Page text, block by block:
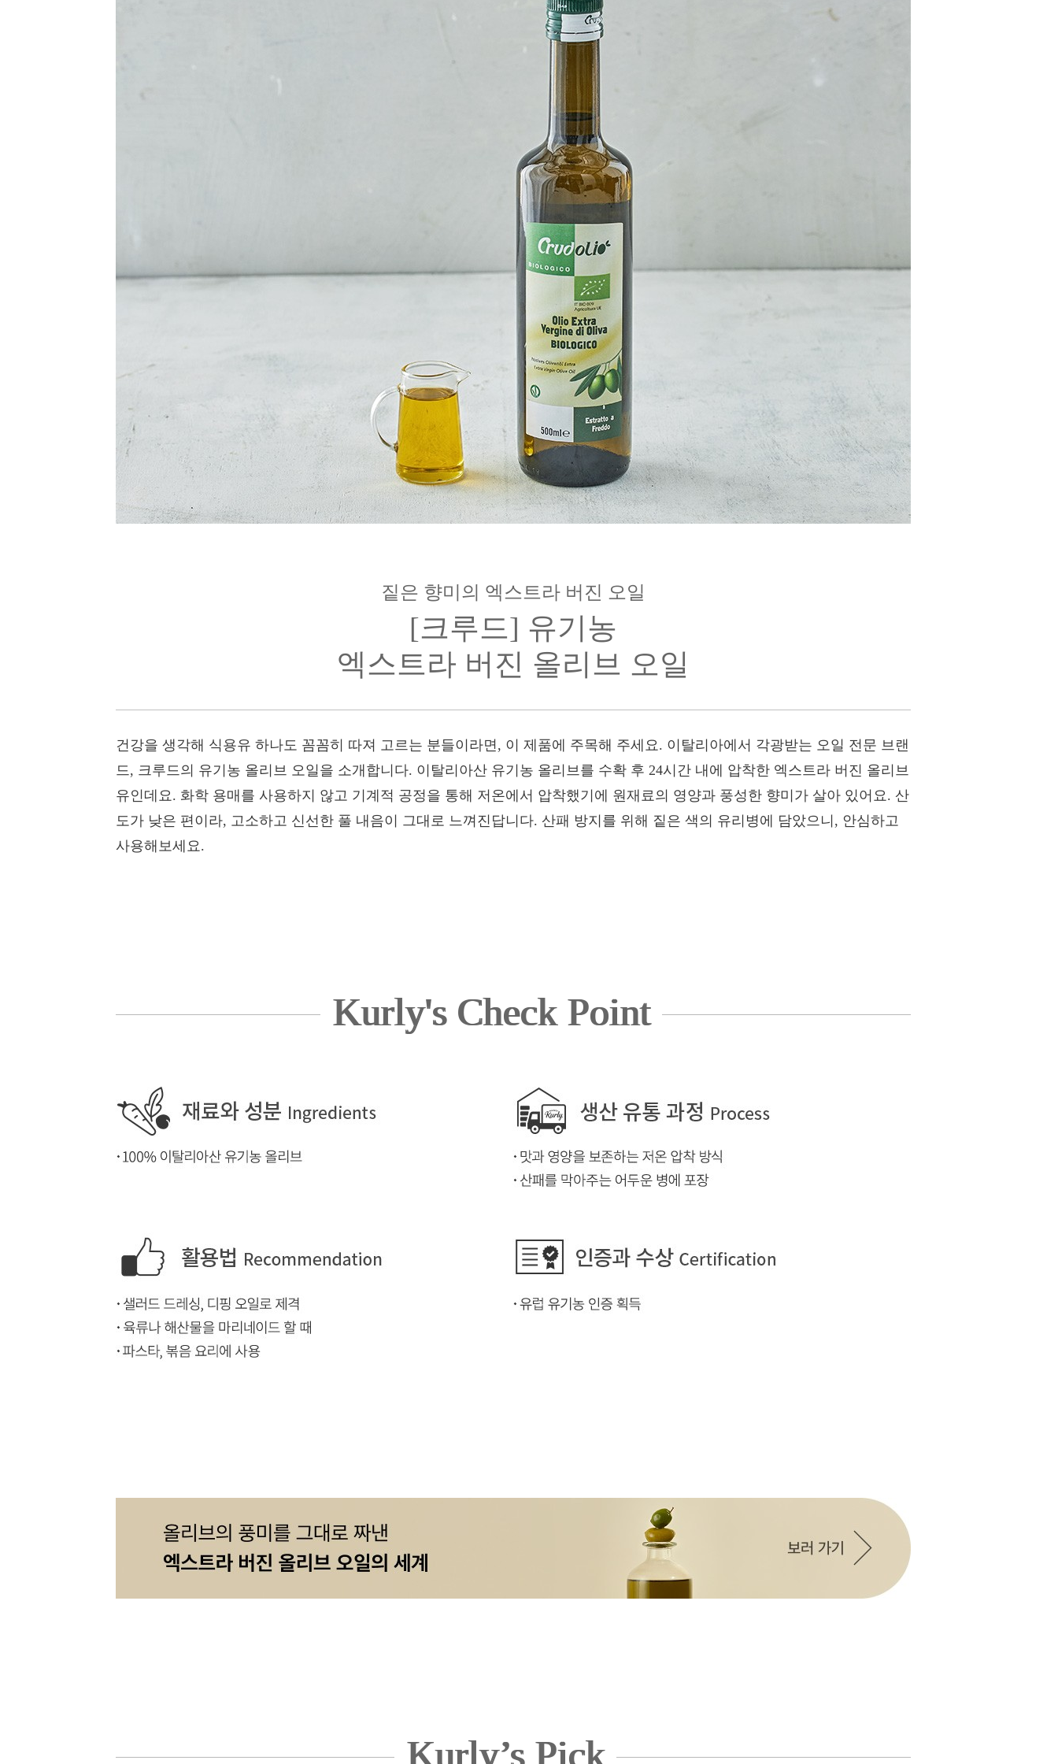
짙은 향미의 엑스트라 버진 오일
[크루드] 유기농
엑스트라 버진 올리브 오일
건강을 생각해 식용유 하나도 꼼꼼히 따져 고르는 분들이라면, 이 제품에 주목해 주세요. 이탈리아에서 각광받는 오일 전문 브랜
드, 크루드의 유기농 올리브 오일을 소개합니다. 이탈리아산 유기농 올리브를 수확 후 24시간 내에 압착한 엑스트라 버진 올리브
유인데요. 화학 용매를 사용하지 않고 기계적 공정을 통해 저온에서 압착했기에 원재료의 영양과 풍성한 향미가 살아 있어요. 산
도가 낮은 편이라, 고소하고 신선한 풀 내음이 그대로 느껴진답니다. 산패 방지를 위해 짙은 색의 유리병에 담았으니, 안심하고
사용해보세요.
Kurly's Check Point
Kurly’s Pick